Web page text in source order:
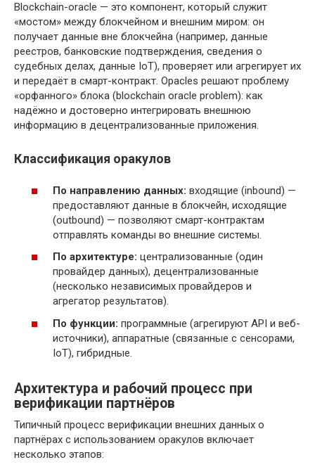
Blockchain-oracle — это компонент, который служит
«мостом» между блокчейном и внешним миром: он
получает данные вне блокчейна (например, данные
реестров, банковские подтверждения, сведения о
судебных делах, данные IoT), проверяет или агрегирует их
и передаёт в смарт-контракт. Орacles решают проблему
«орфанного» блока (blockchain oracle problem): как
надёжно и достоверно интегрировать внешнюю
информацию в децентрализованные приложения.
Классификация оракулов
По направлению данных: входящие (inbound) —
предоставляют данные в блокчейн, исходящие
(outbound) — позволяют смарт-контрактам
отправлять команды во внешние системы.
По архитектуре: централизованные (один
провайдер данных), децентрализованные
(несколько независимых провайдеров и
агрегатор результатов).
По функции: программные (агрегируют API и веб-
источники), аппаратные (связанные с сенсорами,
IoT), гибридные.
Архитектура и рабочий процесс при
верификации партнёров
Типичный процесс верификации внешних данных о
партнёрах с использованием оракулов включает
несколько этапов: